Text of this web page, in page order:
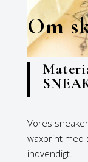
Om
Vores
waxprint med
indvendigt.